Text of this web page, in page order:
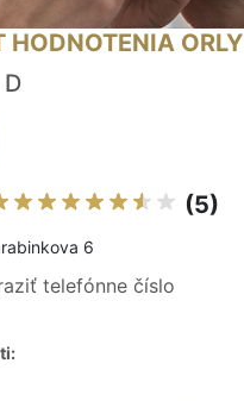
HODNOTENIA ORLY
D
(5)
6
telefónne číslo